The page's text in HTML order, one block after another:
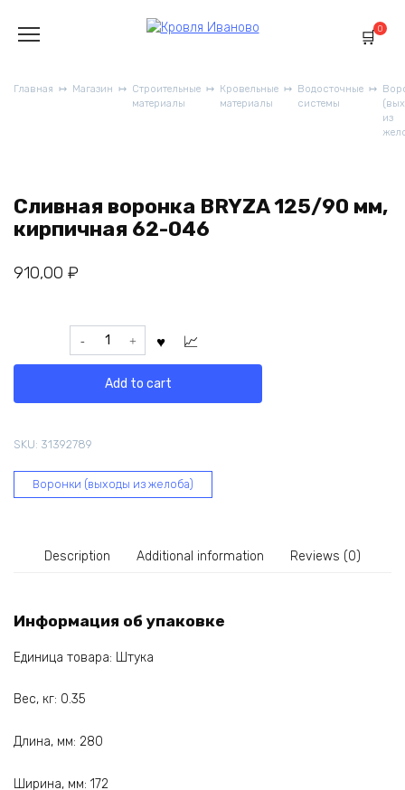
содержанию
0
Главная Магазин
Строительные
материалы
Кровельные
материалы
Водосточные
системы
из
Сливная воронка BRYZA 125/90 мм,
кирпичная 62-046
910,00 ₽
Сливная
воронка
125/90
62-
quantity
Add to cart
SKU: 31392789
Воронки (выходы из желоба)
Description Additional information Reviews (0)
Информация об упаковке
Единица товара: Штука
Вес, кг: 0.35
Длина, мм: 280
Ширина, мм: 172